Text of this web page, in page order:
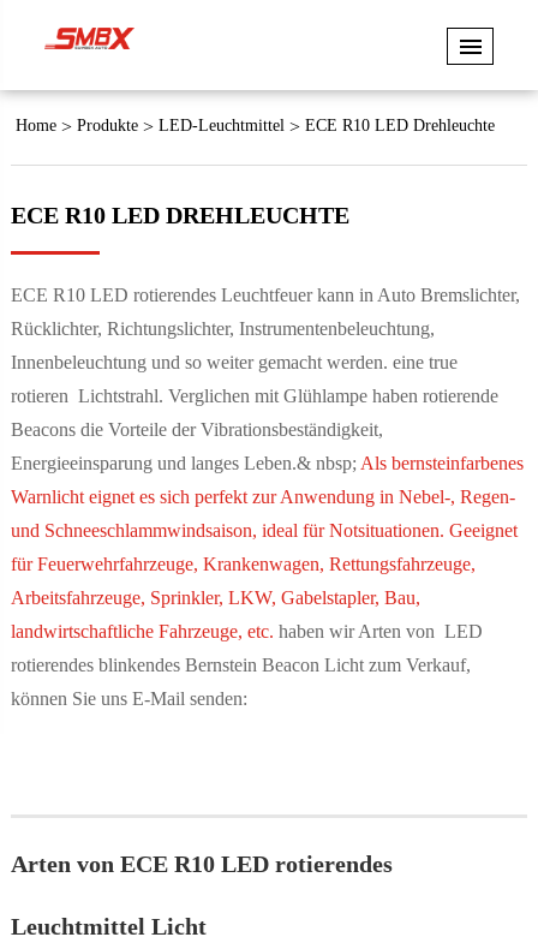
Home Produkte LED-Leuchtmittel ECE R10 LED Drehleuchte
ECE R10 LED DREHLEUCHTE
ECE R10 LED rotierendes Leuchtfeuer kann in Auto Bremslichter,
Rücklichter, Richtungslichter, Instrumentenbeleuchtung,
Innenbeleuchtung und so weiter gemacht werden. eine true
rotieren Lichtstrahl. Verglichen mit Glühlampe haben rotierende
Beacons die Vorteile der Vibrationsbeständigkeit,
Energieeinsparung und langes Leben.& nbsp; Als bernsteinfarbenes
Warnlicht eignet es sich perfekt zur Anwendung in Nebel-, Regen-
und Schneeschlammwindsaison, ideal für Notsituationen. Geeignet
für Feuerwehrfahrzeuge, Krankenwagen, Rettungsfahrzeuge,
Arbeitsfahrzeuge, Sprinkler, LKW, Gabelstapler, Bau,
landwirtschaftliche Fahrzeuge, etc. haben wir Arten von LED
rotierendes blinkendes Bernstein Beacon Licht zum Verkauf,
können Sie uns E-Mail senden:
Arten von ECE R10 LED rotierendes
Leuchtmittel Licht